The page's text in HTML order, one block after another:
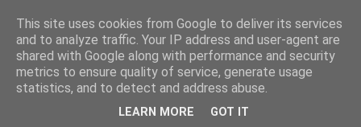
This site uses cookies from Google to deliver its services
and to analyze traffic. Your IP address and user-agent are
shared with Google along with performance and security
metrics to ensure quality of service, generate usage
statistics, and to detect and address abuse.
LEARN MORE GOT IT